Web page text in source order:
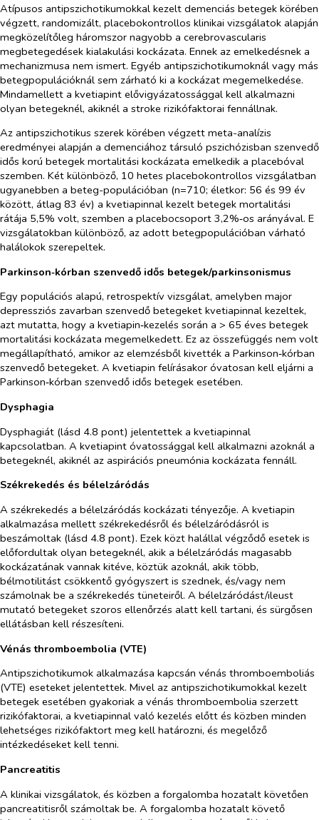
Atípusos antipszichotikumokkal kezelt demenciás betegek körében
végzett, randomizált, placebokontrollos klinikai vizsgálatok alapján
megközelítőleg háromszor nagyobb a cerebrovascularis
megbetegedések kialakulási kockázata. Ennek az emelkedésnek a
mechanizmusa nem ismert. Egyéb antipszichotikumoknál vagy más
betegpopulációknál sem zárható ki a kockázat megemelkedése.
Mindamellett a kvetiapint elővigyázatossággal kell alkalmazni
olyan betegeknél, akiknél a stroke rizikófaktorai fennállnak.
Az antipszichotikus szerek körében végzett meta-analízis
eredményei alapján a demenciához társuló pszichózisban szenvedő
idős korú betegek mortalitási kockázata emelkedik a placebóval
szemben. Két különböző, 10 hetes placebokontrollos vizsgálatban
ugyanebben a beteg-populációban (n=710; életkor: 56 és 99 év
között, átlag 83 év) a kvetiapinnal kezelt betegek mortalitási
rátája 5,5% volt, szemben a placebocsoport 3,2%‑os arányával. E
vizsgálatokban különböző, az adott betegpopulációban várható
halálokok szerepeltek.
Parkinson‑kórban szenvedő idős betegek/parkinsonismus
Egy populációs alapú, retrospektív vizsgálat, amelyben major
depressziós zavarban szenvedő betegeket kvetiapinnal kezeltek,
azt mutatta, hogy a kvetiapin‑kezelés során a > 65 éves betegek
mortalitási kockázata megemelkedett. Ez az összefüggés nem volt
megállapítható, amikor az elemzésből kivették a Parkinson‑kórban
szenvedő betegeket. A kvetiapin felírásakor óvatosan kell eljárni a
Parkinson‑kórban szenvedő idős betegek esetében.
Dysphagia
Dysphagiát (lásd 4.8 pont) jelentettek a kvetiapinnal
kapcsolatban. A kvetiapint óvatossággal kell alkalmazni azoknál a
betegeknél, akiknél az aspirációs pneumónia kockázata fennáll.
Székrekedés és bélelzáródás
A székrekedés a bélelzáródás kockázati tényezője. A kvetiapin
alkalmazása mellett székrekedésről és bélelzáródásról is
beszámoltak (lásd 4.8 pont). Ezek közt halállal végződő esetek is
előfordultak olyan betegeknél, akik a bélelzáródás magasabb
kockázatának vannak kitéve, köztük azoknál, akik több,
bélmotilitást csökkentő gyógyszert is szednek, és/vagy nem
számolnak be a székrekedés tüneteiről. A bélelzáródást/ileust
mutató betegeket szoros ellenőrzés alatt kell tartani, és sürgősen
ellátásban kell részesíteni.
Vénás thromboembolia (VTE)
Antipszichotikumok alkalmazása kapcsán vénás thromboemboliás
(VTE) eseteket jelentettek. Mivel az antipszichotikumokkal kezelt
betegek esetében gyakoriak a vénás thromboembolia szerzett
rizikófaktorai, a kvetiapinnal való kezelés előtt és közben minden
lehetséges rizikófaktort meg kell határozni, és megelőző
intézkedéseket kell tenni.
Pancreatitis
A klinikai vizsgálatok, és közben a forgalomba hozatalt követően
pancreatitisről számoltak be. A forgalomba hozatalt követő